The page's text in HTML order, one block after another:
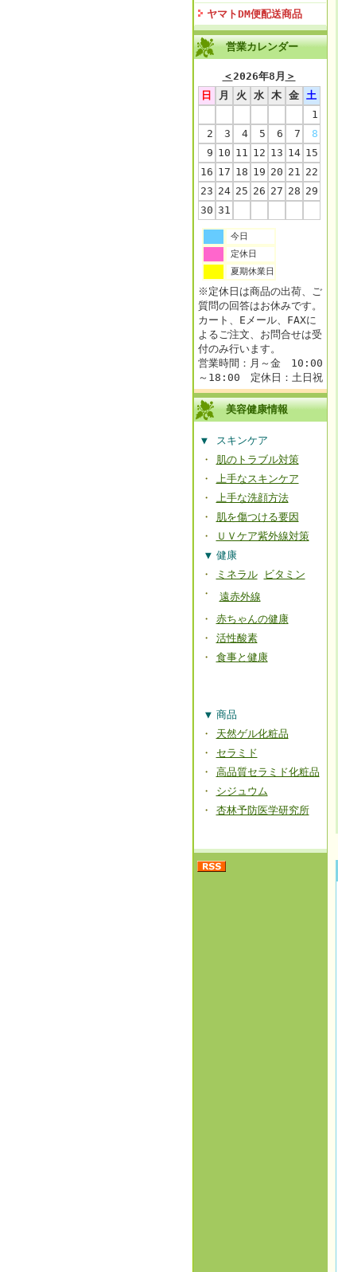
ヤマトDM便配送商品
営業カレンダー
＜2026年8月 ＞
日
月 火 水 木 金 土
1
2
3 4 5 6 7
8
9 10 11 12 13 14 15
16 17 18 19 20 21 22
23 24 25 26 27 28 29
30 31
今日
定休日
夏期休業日
※定休日は商品の出荷、ご
質問の回答はお休みです。
カート、Eメール、FAXに
よるご注文、お問合せは受
付のみ行います。
営業時間：月～金 10:00
～18:00 定休日：土日祝
美容健康情報
▼
スキンケア
・
肌のトラブル対策
・
上手なスキンケア
・
上手な洗顔方法
・
肌を傷つける要因
・
ＵＶケア紫外線対策
▼ 健康
・
ミネラル
ビタミン
・
遠赤外線
・
赤ちゃんの健康
・
活性酸素
・
食事と健康
▼ 商品
・
天然ゲル化粧品
・
セラミド
・
高品質セラミド化粧品
・
シジュウム
・
杏林予防医学研究所